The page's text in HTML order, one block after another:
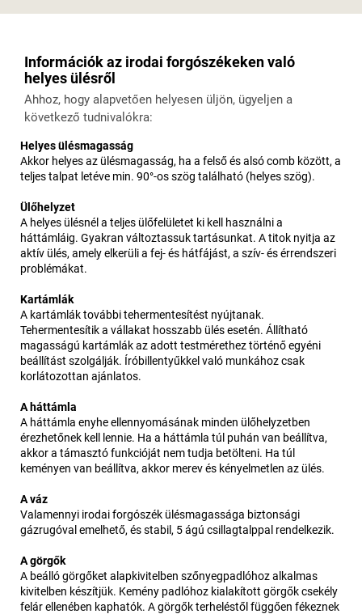
Információk az irodai forgószékeken való
helyes ülésről
Ahhoz, hogy alapvetően helyesen üljön, ügyeljen a
következő tudnivalókra:
Helyes ülésmagasság
Akkor helyes az ülésmagasság, ha a felső és alsó comb között, a
teljes talpat letéve min. 90°-os szög található (helyes szög).
Ülőhelyzet
A helyes ülésnél a teljes ülőfelületet ki kell használni a
háttámláig. Gyakran változtassuk tartásunkat. A titok nyitja az
aktív ülés, amely elkerüli a fej- és hátfájást, a szív- és érrendszeri
problémákat.
Kartámlák
A kartámlák további tehermentesítést nyújtanak.
Tehermentesítik a vállakat hosszabb ülés esetén. Állítható
magasságú kartámlák az adott testmérethez történő egyéni
beállítást szolgálják. Íróbillentyűkkel való munkához csak
korlátozottan ajánlatos.
A háttámla
A háttámla enyhe ellennyomásának minden ülőhelyzetben
érezhetőnek kell lennie. Ha a háttámla túl puhán van beállítva,
akkor a támasztó funkcióját nem tudja betölteni. Ha túl
keményen van beállítva, akkor merev és kényelmetlen az ülés.
A váz
Valamennyi irodai forgószék ülésmagassága biztonsági
gázrugóval emelhető, és stabil, 5 ágú csillagtalppal rendelkezik.
A görgők
A beálló görgőket alapkivitelben szőnyegpadlóhoz alkalmas
kivitelben készítjük. Kemény padlóhoz kialakított görgők csekély
felár ellenében kaphatók. A görgők terheléstől függően fékeznek